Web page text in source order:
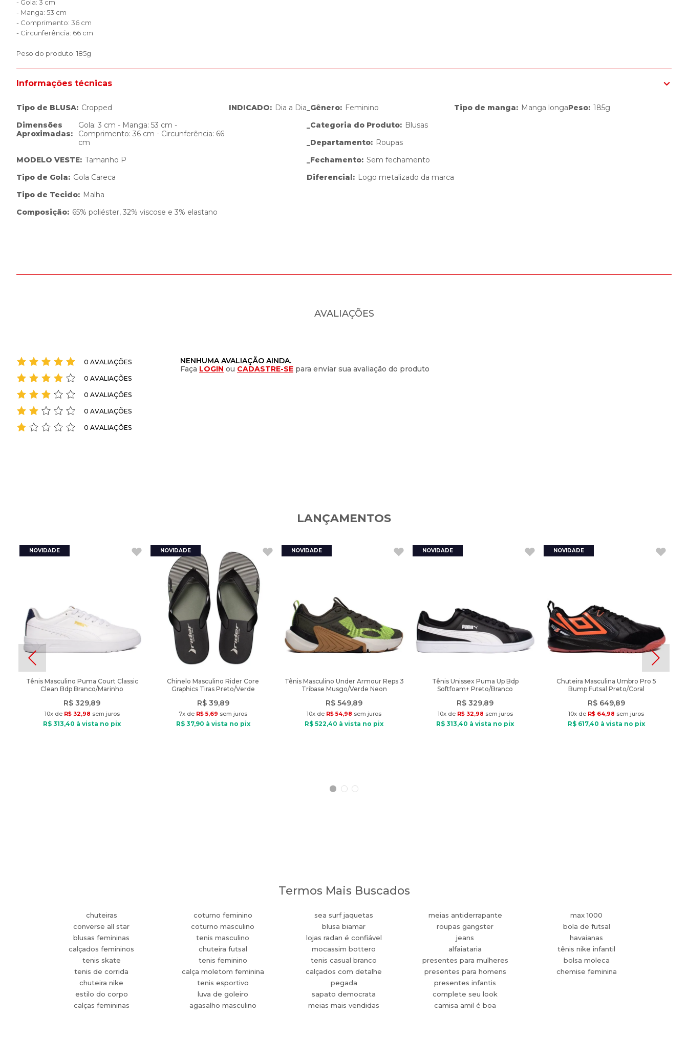
- Gola: 3 cm
- Manga: 53 cm
- Comprimento: 36 cm
- Circunferência: 66 cm
Peso do produto: 185g
Informações técnicas
Tipo de BLUSA: Cropped
Dimensões
Aproximadas:
Gola: 3 cm - Manga: 53 cm -
Comprimento: 36 cm - Circunferência: 66
cm
MODELO VESTE: Tamanho P
Tipo de Gola: Gola Careca
Tipo de Tecido: Malha
Composição: 65% poliéster, 32% viscose e 3% elastano
INDICADO: Dia a Dia _Gênero: Feminino
_Categoria do Produto: Blusas
_Departamento: Roupas
_Fechamento: Sem fechamento
Diferencial: Logo metalizado da marca
Tipo de manga: Manga longaPeso: 185g
AVALIAÇÕES
0 AVALIAÇÕES
0 AVALIAÇÕES
0 AVALIAÇÕES
0 AVALIAÇÕES
0 AVALIAÇÕES
NENHUMA AVALIAÇÃO AINDA.
Faça LOGIN ou CADASTRE-SE para enviar sua avaliação do produto
LANÇAMENTOS
Tênis Masculino Puma Court Classic
Clean Bdp Branco/Marinho
R$ 329,89
10x de R$ 32,98 sem juros
R$ 313,40 à vista no pix
Chinelo Masculino Rider Core
Graphics Tiras Preto/Verde
R$ 39,89
7x de R$ 5,69 sem juros
R$ 37,90 à vista no pix
Tênis Masculino Under Armour Reps 3
Tribase Musgo/Verde Neon
R$ 549,89
10x de R$ 54,98 sem juros
R$ 522,40 à vista no pix
Tênis Unissex Puma Up Bdp
Softfoam+ Preto/Branco
R$ 329,89
10x de R$ 32,98 sem juros
R$ 313,40 à vista no pix
Chuteira Masculina Umbro Pro 5
Bump Futsal Preto/Coral
R$ 649,89
10x de R$ 64,98 sem juros
R$ 617,40 à vista no pix
Termos Mais Buscados
chuteiras
converse all star
blusas femininas
calçados femininos
tenis skate
tenis de corrida
chuteira nike
estilo do corpo
calças femininas
coturno feminino
coturno masculino
tenis masculino
chuteira futsal
tenis feminino
calça moletom feminina
tenis esportivo
luva de goleiro
agasalho masculino
sea surf jaquetas
blusa biamar
lojas radan é confiável
mocassim bottero
tenis casual branco
calçados com detalhe
pegada
sapato democrata
meias mais vendidas
meias antiderrapante
roupas gangster
jeans
alfaiataria
presentes para mulheres
presentes para homens
presentes infantis
complete seu look
camisa amil é boa
max 1000
bola de futsal
havaianas
tênis nike infantil
bolsa moleca
chemise feminina